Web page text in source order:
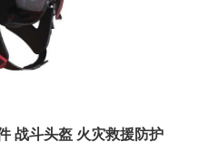
战斗头盔 火灾救援防护